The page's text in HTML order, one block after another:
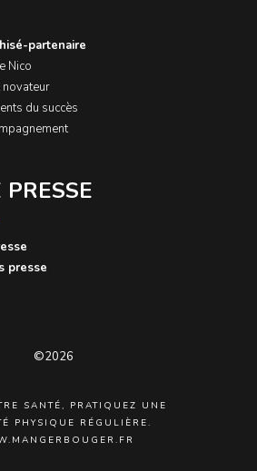
partenaire
Nico
novateur
du succès
PRESSE
presse
©2026
SANTÉ, PRATIQUEZ UNE
PHYSIQUE RÉGULIÈRE.